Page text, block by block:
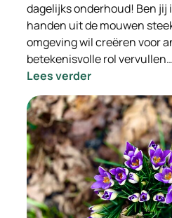
dagelijks onderhoud! Ben jij
handen uit de mouwen
omgeving wil creëren voor
betekenisvolle rol vervullen…
Lees verder:
-
INGEVULD-
Maak
het
verschil
als
Huismeester
/